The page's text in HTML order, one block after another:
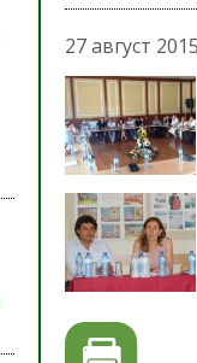
27 август 2015